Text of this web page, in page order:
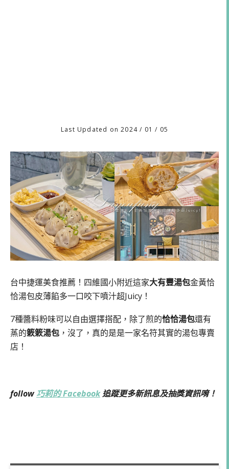
Last Updated on 2024 / 01 / 05
台中捷運美食推薦！四維國小附近這家大有豐湯包金黃恰
恰湯包皮薄餡多一口咬下噴汁超Juicy！
7種醬料粉味可以自由選擇搭配，除了煎的恰恰湯包還有
蒸的簌簌湯包 ，沒了，真的是是一家名符其實的湯包專賣
店！
follow巧莉的 Facebook追蹤更多新訊息及抽獎資訊唷！